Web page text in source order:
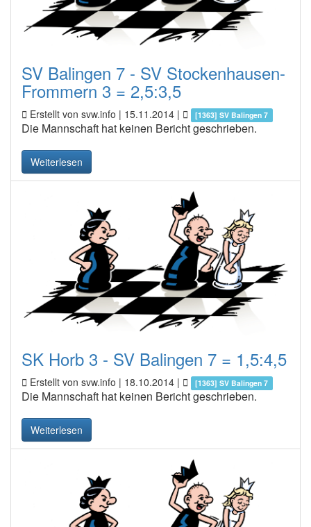
SV Balingen 7 - SV Stockenhausen-
Frommern 3 = 2,5:3,5
Erstellt von svw.info | 15.11.2014 | [1363] SV Balingen 7
Die Mannschaft hat keinen Bericht geschrieben.
Weiterlesen
SK Horb 3 - SV Balingen 7 = 1,5:4,5
Erstellt von svw.info | 18.10.2014 | [1363] SV Balingen 7
Die Mannschaft hat keinen Bericht geschrieben.
Weiterlesen